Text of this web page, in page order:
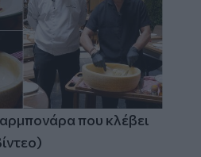
που κλέβει